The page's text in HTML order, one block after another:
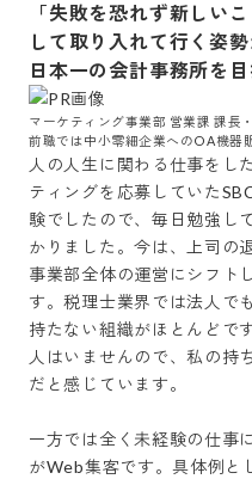
「失敗を恐れず新しい
して取り入れて行く姿
日本一の会計事務所を目
マーケティング事業部 営業課 課長
前職では中小零細企業へのOA機器
人の人生に関わる仕事をし
ティングを応募していた
験でしたので、毎日勉強し
かりました。今は、上司の
事業部全体の運営にシフト
す。税理士業界では法人で
持たない組織がほとんどで
人はいませんので、私の持
だと感じています。
一方では全く未経験の仕事
がWeb集客です。具体例と